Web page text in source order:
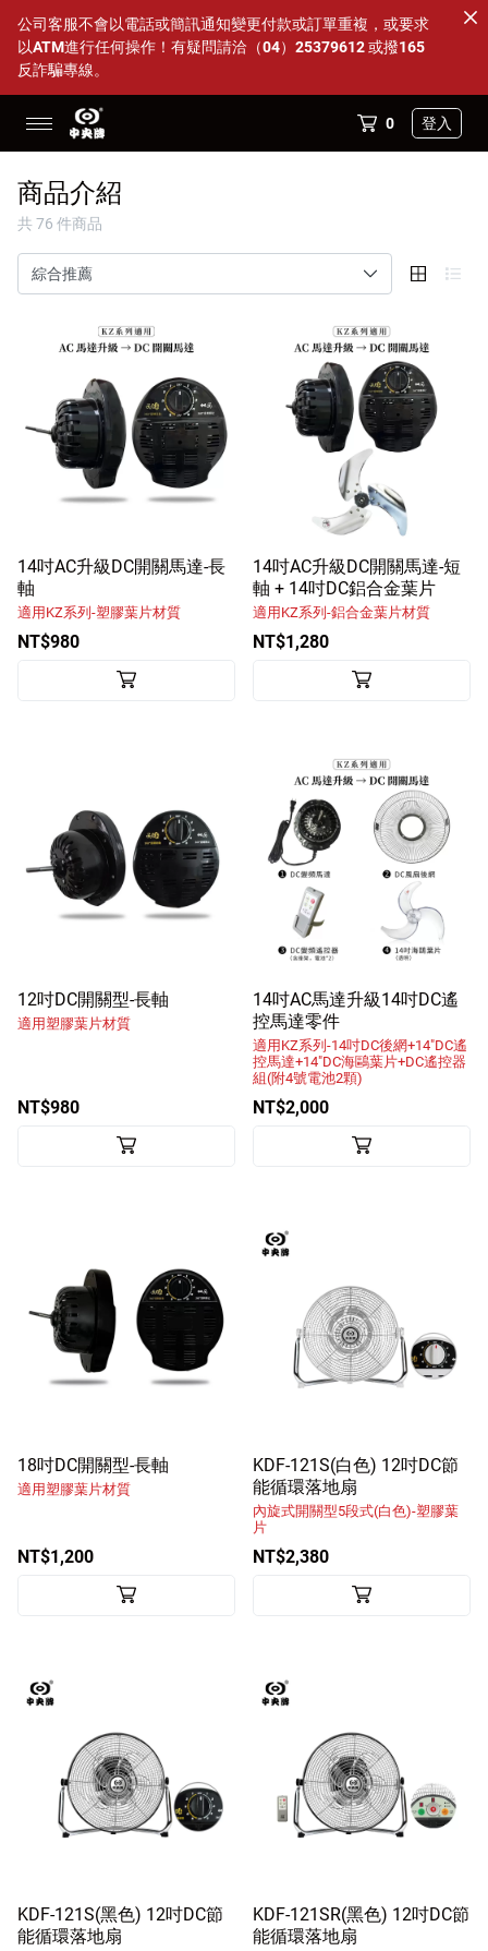
公司客服不會以電話或簡訊通知變更付款或訂單重複，或要求
以ATM進行任何操作！有疑問請洽（04）25379612 或撥165
反詐騙專線。
0 登入
88父親節活動 特定商品95折
全部商品
超值方案組
配件小物
商店資訊
客戶服務
訪客訂單查詢
Facebook粉絲專頁
商品介紹
共 76 件商品
14吋AC升級DC開關馬達-長
軸
適用KZ系列-塑膠葉片材質
NT$980
14吋AC升級DC開關馬達-短
軸 + 14吋DC鋁合金葉片
適用KZ系列-鋁合金葉片材質
NT$1,280
12吋DC開關型-長軸
適用塑膠葉片材質
NT$980
14吋AC馬達升級14吋DC遙
控馬達零件
適用KZ系列-14吋DC後網+14"DC遙
控馬達+14"DC海鷗葉片+DC遙控器
組(附4號電池2顆)
NT$2,000
18吋DC開關型-長軸
適用塑膠葉片材質
NT$1,200
KDF-121S(白色) 12吋DC節
能循環落地扇
內旋式開關型5段式(白色)-塑膠葉
片
NT$2,380
KDF-121S(黑色) 12吋DC節
能循環落地扇
KDF-121SR(黑色) 12吋DC節
能循環落地扇